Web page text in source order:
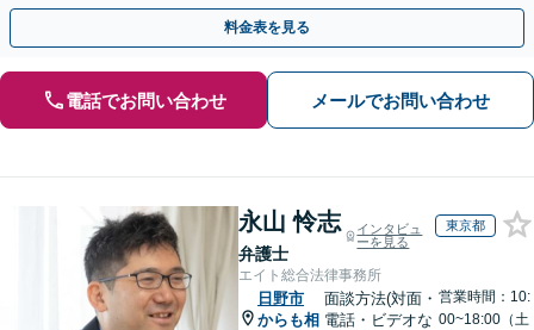
歩を踏み出してみませんか。【初回相談無料】
料金表を見る
電話でお問い合わせ メールでお問い合わせ
永山 怜志
弁護士
インタビュ
ーを見る
東京都
エイト総合法律事務所
日野市
からも相
面談方法(対面・
電話・ビデオな
営業時間：10:
00~18:00（土